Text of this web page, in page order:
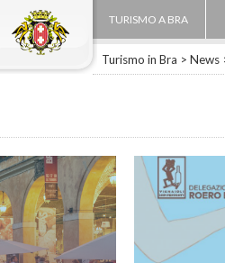
TURISMO A BRA
Turismo in Bra > News